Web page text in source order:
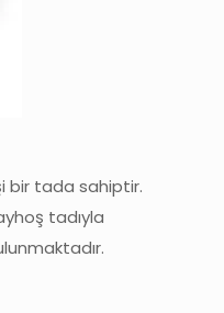
bir tada sahiptir.
tadıyla